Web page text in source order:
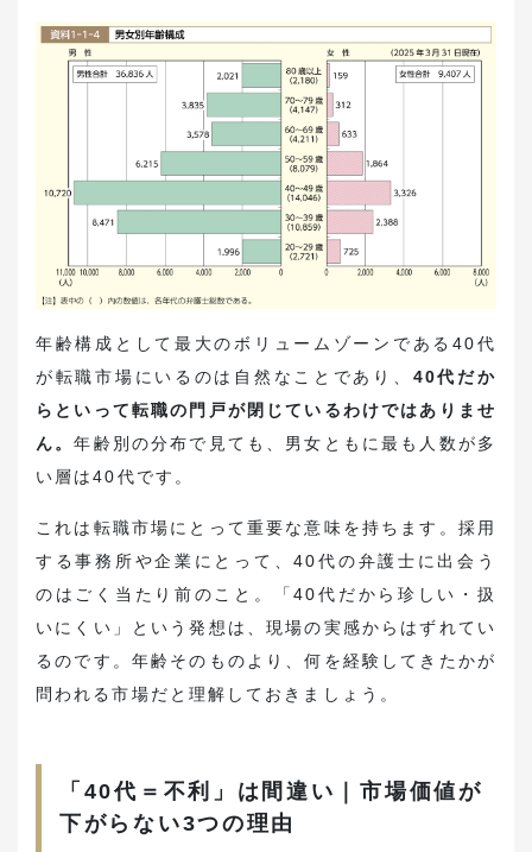
年齢構成として最大のボリュームゾーンである40代
が転職市場にいるのは自然なことであり、 40代だか
らといって転職の門戸が閉じているわけではありませ
ん。年齢別の分布で見ても、男女ともに最も人数が多
い層は40代です。
これは転職市場にとって重要な意味を持ちます。採用
する事務所や企業にとって、40代の弁護士に出会う
のはごく当たり前のこと。「40代だから珍しい・扱
いにくい」という発想は、現場の実感からはずれてい
るのです。年齢そのものより、何を経験してきたかが
問われる市場だと理解しておきましょう。
「40代＝不利」は間違い｜市場価値が
下がらない3つの理由